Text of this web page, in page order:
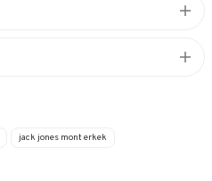
jack jones mont erkek